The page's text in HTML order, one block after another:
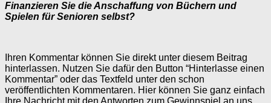
Finanzieren Sie die Anschaffung von Büchern und
Spielen für Senioren selbst?
Ihren Kommentar können Sie direkt unter diesem Beitrag
hinterlassen. Nutzen Sie dafür den Button “Hinterlasse einen
Kommentar” oder das Textfeld unter den schon
veröffentlichten Kommentaren. Hier können Sie ganz einfach